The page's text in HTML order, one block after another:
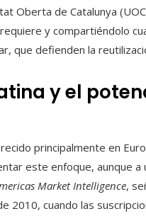
Oberta de Catalunya
y compartiéndolo
que defienden la
y el
principalmente en
este enfoque, aunque a
Market Intelligence,
2010, cuando las